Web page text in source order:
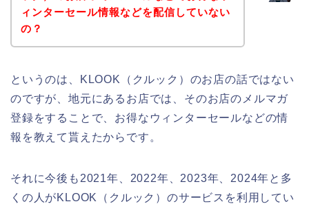
ィンターセール情報などを配信していない
の？
というのは、KLOOK（クルック）のお店の話ではない
のですが、地元にあるお店では、そのお店のメルマガ
登録をすることで、お得なウィンターセールなどの情
報を教えて貰えたからです。
それに今後も2021年、2022年、2023年、2024年と多
くの人がKLOOK（クルック）のサービスを利用してい